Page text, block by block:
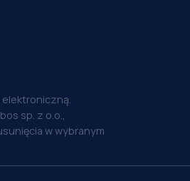
sp. z o.o.,
w wybranym